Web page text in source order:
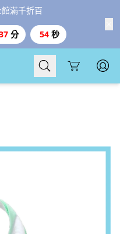
館滿千折百
分 53 秒
Cart